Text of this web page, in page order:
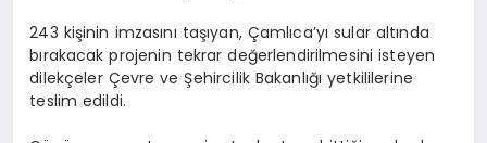
243 kişinin imzasını taşıyan, Çamlıca’yı sular altında
bırakacak projenin tekrar değerlendirilmesini isteyen
dilekçeler Çevre ve Şehircilik Bakanlığı yetkililerine
teslim edildi.